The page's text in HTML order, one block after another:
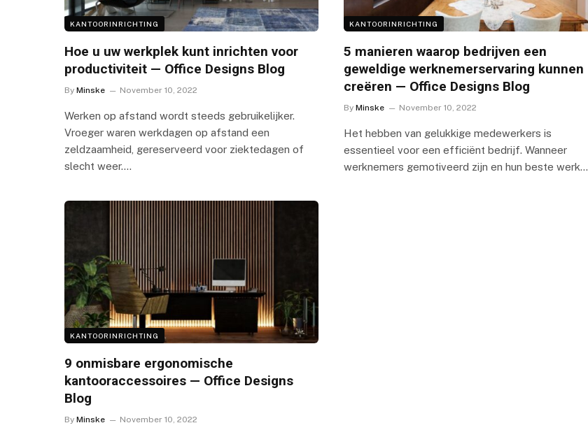
KANTOORINRICHTING
Hoe u uw werkplek kunt inrichten voor
productiviteit — Office Designs Blog
By Minske November 10, 2022
Werken op afstand wordt steeds gebruikelijker.
Vroeger waren werkdagen op afstand een
zeldzaamheid, gereserveerd voor ziektedagen of
slecht weer.…
KANTOORINRICHTING
5 manieren waarop bedrijven een
geweldige werknemerservaring kunnen
creëren — Office Designs Blog
By Minske November 10, 2022
Het hebben van gelukkige medewerkers is
essentieel voor een efficiënt bedrijf. Wanneer
werknemers gemotiveerd zijn en hun beste werk…
KANTOORINRICHTING
9 onmisbare ergonomische
kantooraccessoires — Office Designs
Blog
By Minske November 10, 2022